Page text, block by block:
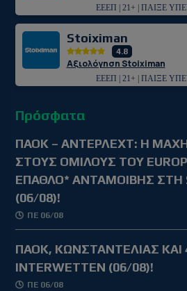
ΕΕΕΠ | 21+ | ΠΑΙΞΕ
Stoiximan
4.8
Αξιολόγηση Stoiximan
ΕΕΕΠ | 21+ | ΠΑΙΞΕ
Πρόσφατα
ΠΑΟΚ – ΑΝΤΕΡΛΕΧΤ: Η ΜΑΧΗ
ΣΤΟΥΣ ΟΜΙΛΟΥΣ ΤΟΥ
ΕΠΑΘΛΟ* ΑΝΤΑΜΟΙΒΗΣ ΣΤΗ
(06/08)!
ΠΕ 06/08
ΠΑΟΚ, ΚΩΝΣΤΑΝΤΕΛΙΑΣ ΚΑΙ
INTERWETTEN (06/08)!
ΠΕ 06/08